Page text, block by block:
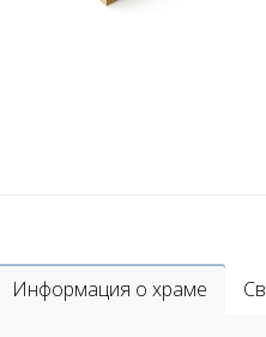
Информация о храме